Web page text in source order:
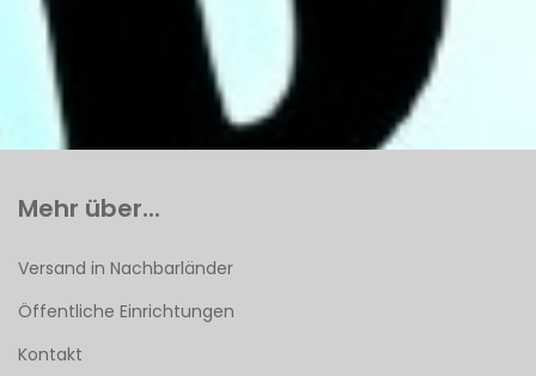
Mehr über...
Versand in Nachbarländer
Öffentliche Einrichtungen
Kontakt